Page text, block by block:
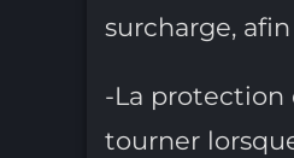
surcharge,
-La protection
tourner